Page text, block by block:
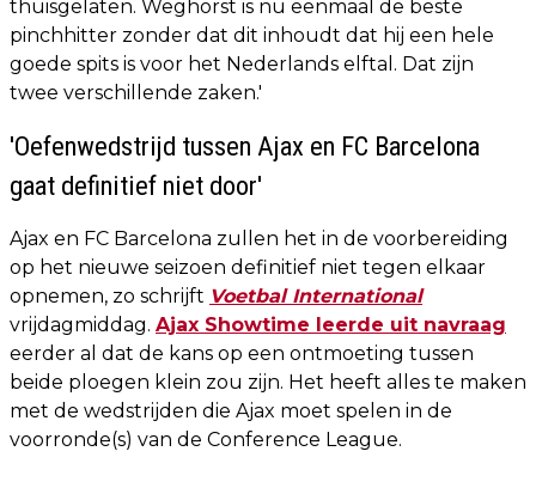
thuisgelaten. Weghorst is nu eenmaal de beste
pinchhitter zonder dat dit inhoudt dat hij een hele
goede spits is voor het Nederlands elftal. Dat zijn
twee verschillende zaken.'
'Oefenwedstrijd tussen Ajax en FC Barcelona
gaat definitief niet door'
Ajax en FC Barcelona zullen het in de voorbereiding
op het nieuwe seizoen definitief niet tegen elkaar
opnemen, zo schrijft Voetbal International
vrijdagmiddag. Ajax Showtime leerde uit navraag
eerder al dat de kans op een ontmoeting tussen
beide ploegen klein zou zijn. Het heeft alles te maken
met de wedstrijden die Ajax moet spelen in de
voorronde(s) van de Conference League.